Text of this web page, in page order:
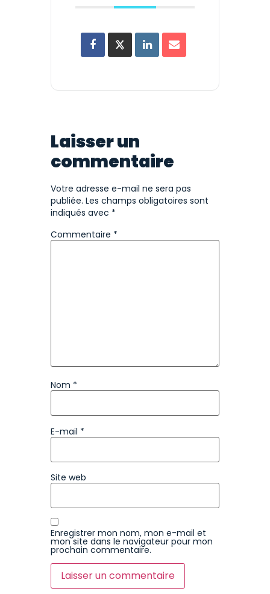
Laisser un
commentaire
Votre adresse e-mail ne sera pas
publiée. Les champs obligatoires sont
indiqués avec *
Commentaire *
Nom *
E-mail *
Site web
Enregistrer mon nom, mon e-mail et
mon site dans le navigateur pour mon
prochain commentaire.